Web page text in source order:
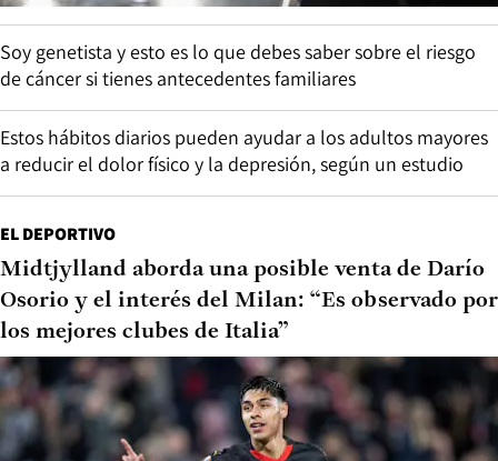
Soy genetista y esto es lo que debes saber sobre el riesgo
de cáncer si tienes antecedentes familiares
Estos hábitos diarios pueden ayudar a los adultos mayores
a reducir el dolor físico y la depresión, según un estudio
EL DEPORTIVO
Midtjylland aborda una posible venta de Darío
Osorio y el interés del Milan: “Es observado por
los mejores clubes de Italia”